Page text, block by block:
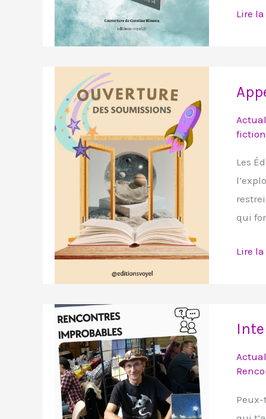
Ulule
Lire
fiction
Les
qui
à
–
de
fiction
Lire
de
Verry
son